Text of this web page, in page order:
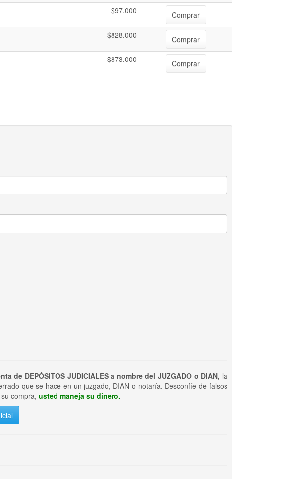
$97.000
Comprar
$828.000
Comprar
$873.000 Comprar
de DEPÓSITOS JUDICIALES a nombre del JUZGADO o DIAN, la
que se hace en un juzgado, DIAN o notaría. Desconfíe de falsos
compra, usted maneja su dinero.